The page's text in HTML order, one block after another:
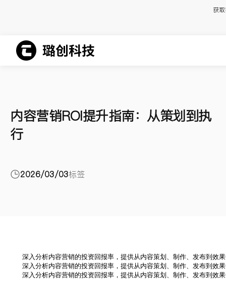
获
内容营销ROI提升指南：从策划到执
行
2026/03/03标签
深入分析内容营销的投资回报率，提供从内容策划、制作、发布到效
深入分析内容营销的投资回报率，提供从内容策划、制作、发布到效
深入分析内容营销的投资回报率，提供从内容策划、制作、发布到效